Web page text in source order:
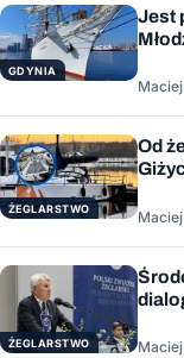
GDYNIA
Jest
ŻEGLARSTWO
Od
ŻEGLARSTWO